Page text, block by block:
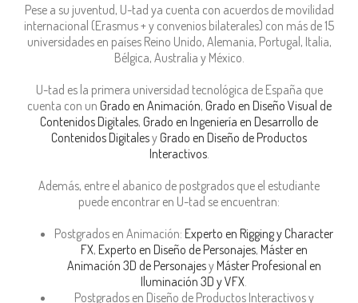
Pese a su juventud, U-tad ya cuenta con acuerdos de movilidad
internacional (Erasmus + y convenios bilaterales) con más de 15
universidades en países Reino Unido, Alemania, Portugal, Italia,
Bélgica, Australia y México.
U-tad es la primera universidad tecnológica de España que
cuenta con un Grado en Animación, Grado en Diseño Visual de
Contenidos Digitales, Grado en Ingeniería en Desarrollo de
Contenidos Digitalesy Grado en Diseño de Productos
Interactivos.
Además, entre el abanico de postgrados que el estudiante
puede encontrar en U-tad se encuentran:
Postgrados en Animación: Experto en Rigging y Character
FX, Experto en Diseño de Personajes, Máster en
Animación 3D de Personajesy Máster Profesional en
Iluminación 3D y VFX
Postgrados en Diseño de Productos Interactivos y